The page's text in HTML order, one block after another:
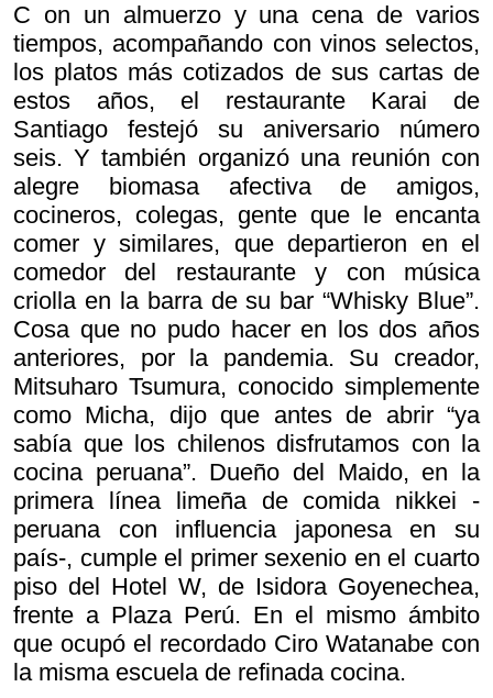
C on un almuerzo y una cena de varios
tiempos, acompañando con vinos selectos,
los platos más cotizados de sus cartas de
estos años, el restaurante Karai de
Santiago festejó su aniversario número
seis. Y también organizó una reunión con
alegre biomasa afectiva de amigos,
cocineros, colegas, gente que le encanta
comer y similares, que departieron en el
comedor del restaurante y con música
criolla en la barra de su bar “Whisky Blue”.
Cosa que no pudo hacer en los dos años
anteriores, por la pandemia. Su creador,
Mitsuharo Tsumura, conocido simplemente
como Micha, dijo que antes de abrir “ya
sabía que los chilenos disfrutamos con la
cocina peruana”. Dueño del Maido, en la
primera línea limeña de comida nikkei -
peruana con influencia japonesa en su
país-, cumple el primer sexenio en el cuarto
piso del Hotel W, de Isidora Goyenechea,
frente a Plaza Perú. En el mismo ámbito
que ocupó el recordado Ciro Watanabe con
la misma escuela de refinada cocina.